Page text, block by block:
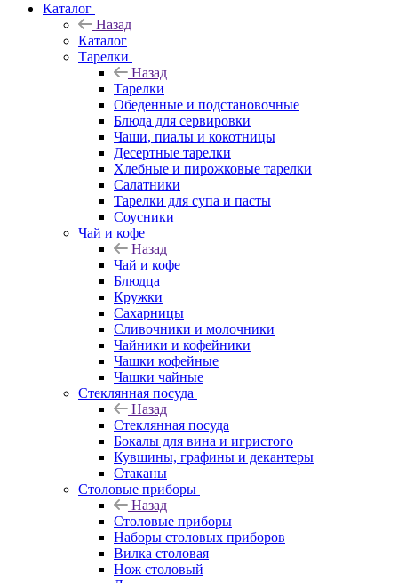
Каталог
Назад
Каталог
Тарелки
Назад
Тарелки
Обеденные и подстановочные
Блюда для сервировки
Чаши, пиалы и кокотницы
Десертные тарелки
Хлебные и пирожковые тарелки
Салатники
Тарелки для супа и пасты
Соусники
Чай и кофе
Назад
Чай и кофе
Блюдца
Кружки
Сахарницы
Сливочники и молочники
Чайники и кофейники
Чашки кофейные
Чашки чайные
Стеклянная посуда
Назад
Стеклянная посуда
Бокалы для вина и игристого
Кувшины, графины и декантеры
Стаканы
Столовые приборы
Назад
Столовые приборы
Наборы столовых приборов
Вилка столовая
Нож столовый